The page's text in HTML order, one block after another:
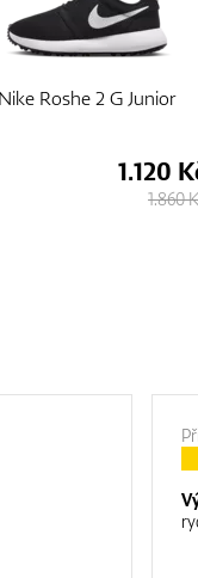
Juniors’ Adizero ZG
1.850
2.650